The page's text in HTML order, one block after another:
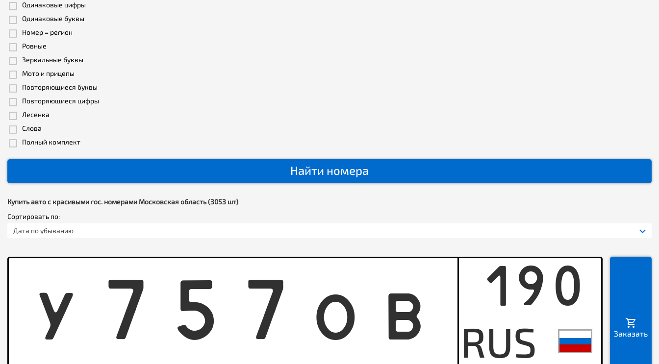
Одинаковые цифры
Одинаковые буквы
Номер = регион
Ровные
Зеркальные буквы
Мото и прицепы
Повторяющиеся буквы
Повторяющиеся цифры
Лесенка
Слова
Полный комплект
Найти номера
Купить авто с красивыми гос. номерами Московская область (3053 шт)
Сортировать по:
Дата по убыванию
Y 7 5 7 O B 190
Заказать